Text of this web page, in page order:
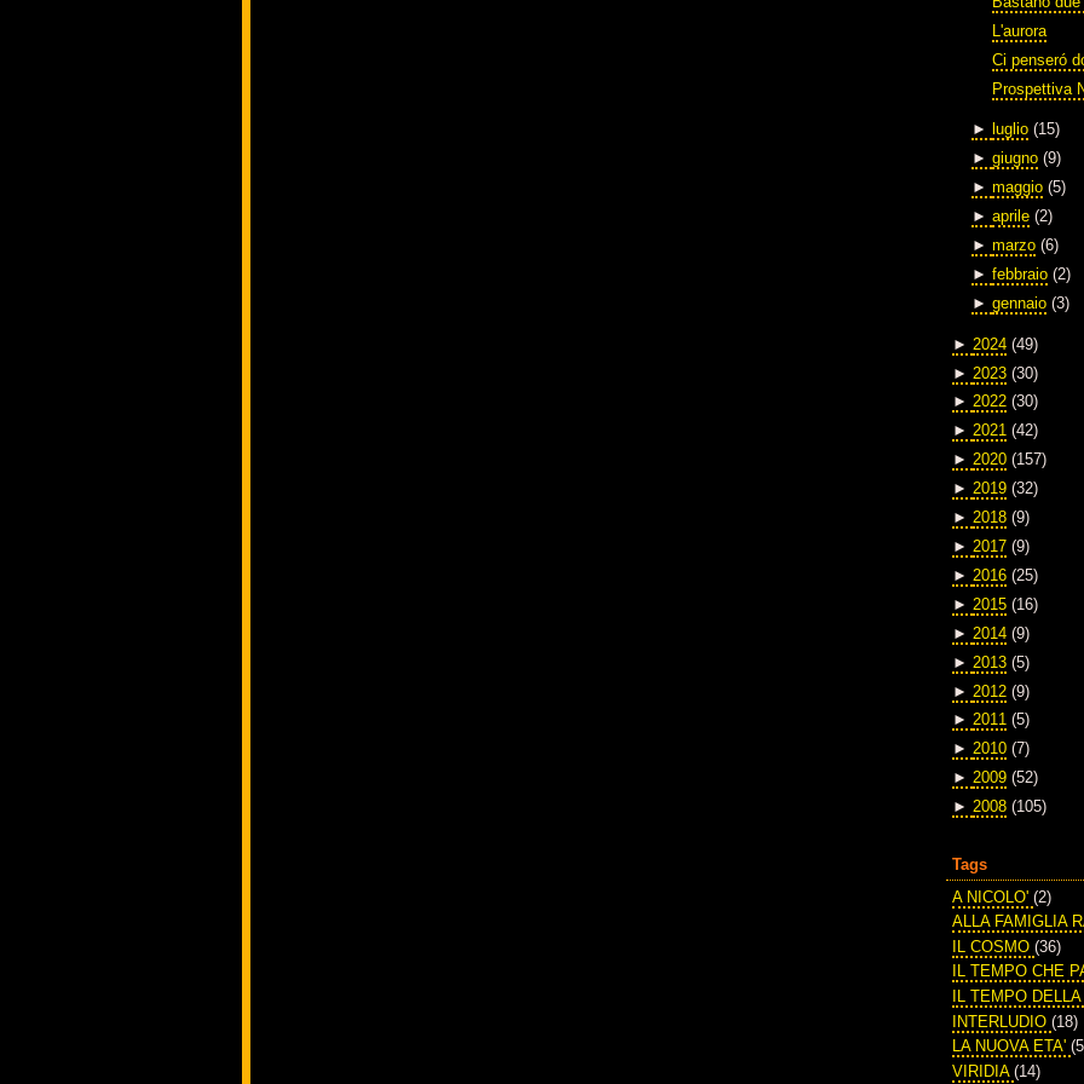
L'aurora
Ci penseró
Prospettiva
► luglio (15)
► giugno (9)
► maggio (5)
► aprile (2)
► marzo (6)
► febbraio (2)
► gennaio (3)
► 2024 (49)
► 2023 (30)
► 2022 (30)
► 2021 (42)
► 2020 (157)
► 2019 (32)
► 2018 (9)
► 2017 (9)
► 2016 (25)
► 2015 (16)
► 2014 (9)
► 2013 (5)
► 2012 (9)
► 2011 (5)
► 2010 (7)
► 2009 (52)
► 2008 (105)
Tags
A NICOLO' (2)
ALLA FAMIGLIA
IL COSMO (36)
IL TEMPO CHE
IL TEMPO
INTERLUDIO (18)
LA NUOVA ETA'
VIRIDIA (14)